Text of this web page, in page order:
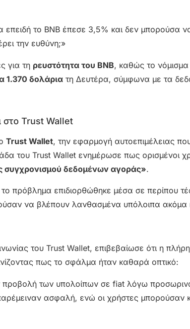
το BNB έπεσε 3,5% και δεν
την ευθύνη;»
για τη ρευστότητα του BNB, καθώς το
1.370 δολάρια τη Δευτέρα, σύμφωνα με τα
στο Trust Wallet
Trust Wallet, την εφαρμογή αυτοεπιμέλειας
του Trust Wallet ενημέρωσε πως ορισμένοι
συγχρονισμού δεδομένων αγοράς».
πρόβλημα επιδιορθώθηκε μέσα σε περίπου
να βλέπουν λανθασμένα υπόλοιπα ακόμα
του Trust Wallet, επιβεβαίωσε ότι η
πως το σφάλμα ήταν καθαρά οπτικό:
προβολή των υπολοίπων σε fiat λόγω
ασφαλή, ενώ οι χρήστες μπορούσαν